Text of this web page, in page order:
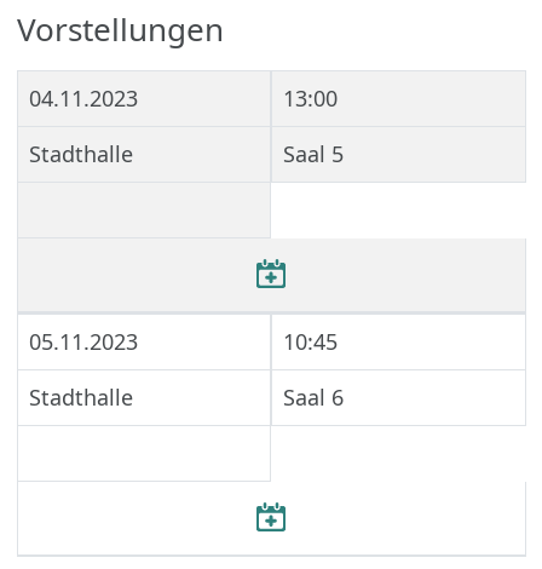
Vorstellungen
04.11.2023
13:00
Stadthalle
Saal 5
05.11.2023
10:45
Stadthalle
Saal 6